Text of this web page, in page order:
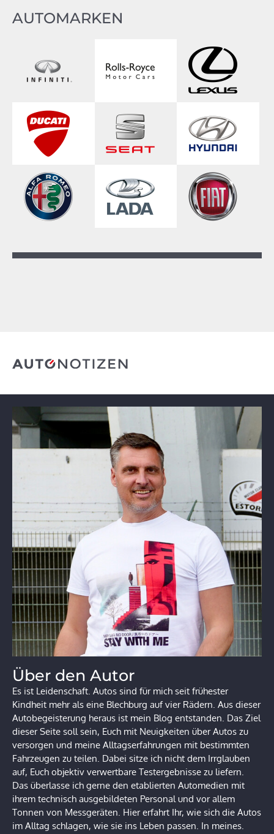
AUTOMARKEN
Über den Autor
Es ist Leidenschaft. Autos sind für mich seit frühester
Kindheit mehr als eine Blechburg auf vier Rädern. Aus dieser
Autobegeisterung heraus ist mein Blog entstanden. Das Ziel
dieser Seite soll sein, Euch mit Neuigkeiten über Autos zu
versorgen und meine Alltagserfahrungen mit bestimmten
Fahrzeugen zu teilen. Dabei sitze ich nicht dem Irrglauben
auf, Euch objektiv verwertbare Testergebnisse zu liefern.
Das überlasse ich gerne den etablierten Automedien mit
ihrem technisch ausgebildeten Personal und vor allem
Tonnen von Messgeräten. Hier erfahrt Ihr, wie sich die Autos
im Alltag schlagen, wie sie ins Leben passen. In meines.